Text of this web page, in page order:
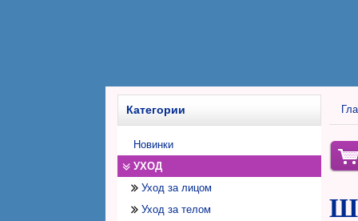
Категории
Новинки
УХОД
Уход за лицом
Дневной крем
Уход за телом